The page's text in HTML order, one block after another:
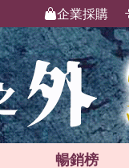
企業採購
暢銷榜